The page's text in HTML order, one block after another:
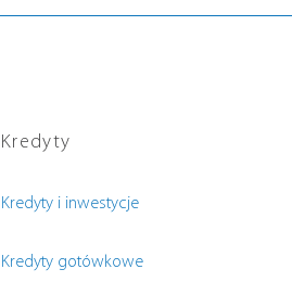
Kredyty
Kredyty i inwestycje
Kredyty gotówkowe